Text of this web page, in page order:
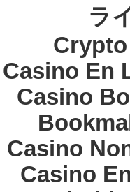
ラ
Casino En
Casino
Casino
Casino